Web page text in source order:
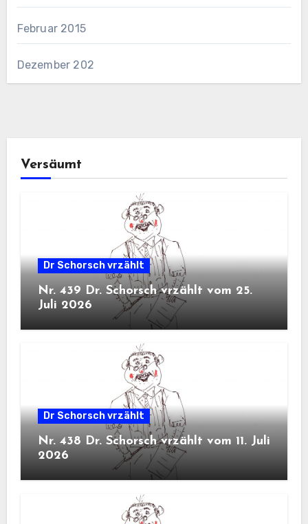
Februar 2015
Dezember 202
Versäumt
Dr Schorsch vrzählt
Nr. 439 Dr. Schorsch vrzählt vom 25.
Juli 2026
Dr Schorsch vrzählt
Nr. 438 Dr. Schorsch vrzählt vom 11. Juli
2026